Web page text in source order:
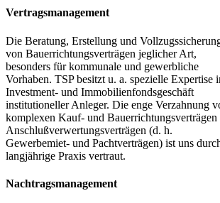
Vertragsmanagement
Die Beratung, Erstellung und
von Bauerrichtungsverträgen jeglicher Art,
besonders für kommunale und gewerbliche
Vorhaben. TSP besitzt u. a. spezielle Expertise
Investment- und Immobilienfondsgeschäft
institutioneller Anleger. Die enge Verzahnung
komplexen Kauf- und Bauerrichtungsverträgen
Anschlußverwertungsverträgen (d. h.
Gewerbemiet- und Pachtverträgen) ist uns
langjährige Praxis vertraut.
Nachtragsmanagement